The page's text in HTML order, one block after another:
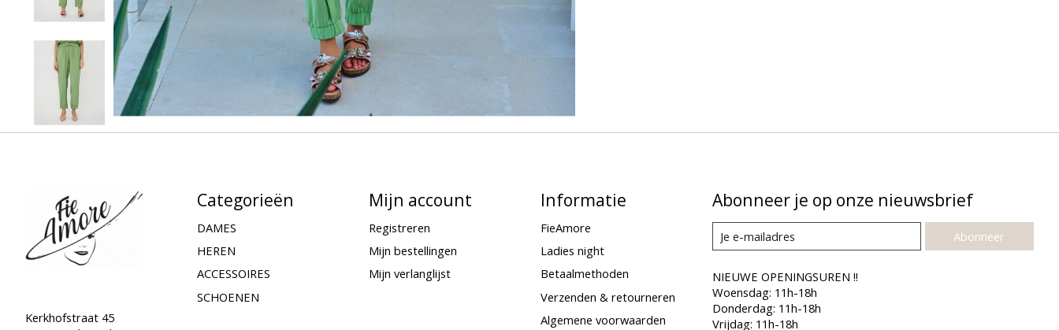
Kerkhofstraat 45
Categorieën
DAMES
HEREN
ACCESSOIRES
SCHOENEN
Mijn account
Registreren
Mijn bestellingen
Mijn verlanglijst
Informatie
FieAmore
Ladies night
Betaalmethoden
Verzenden & retourneren
Algemene voorwaarden
Abonneer je op onze nieuwsbrief
Abonneer
NIEUWE OPENINGSUREN !!
Woensdag: 11h-18h
Donderdag: 11h-18h
Vrijdag: 11h-18h